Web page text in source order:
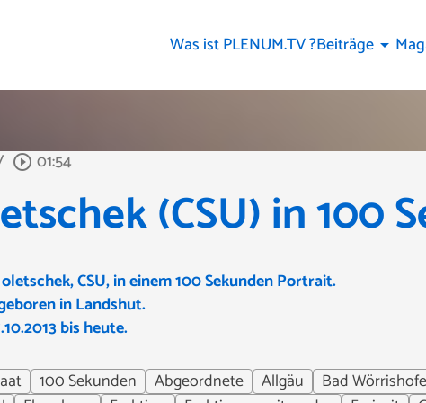
Was ist PLENUM.TV ?Beiträge arrow_drop_down
play_circle_outline 01:54
(CSU) in 100
CSU, in einem 100 Sekunden Portrait.
in Landshut.
bis heute.
100 Sekunden Abgeordnete Allgäu Bad